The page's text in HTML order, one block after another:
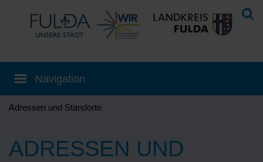
Adressen und Standorte
ADRESSEN UND